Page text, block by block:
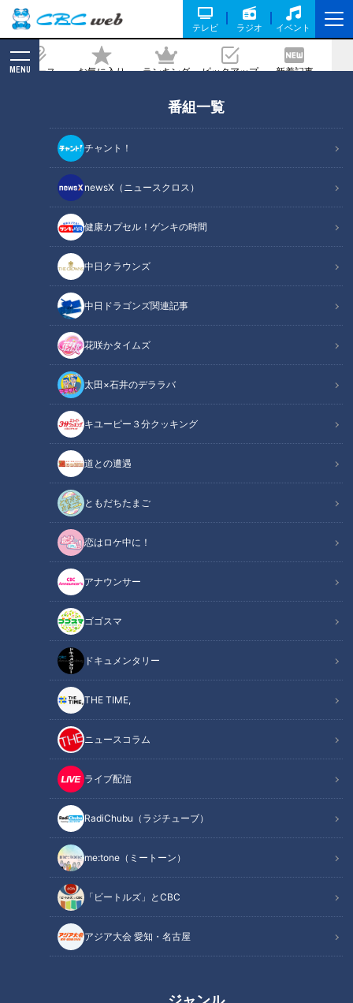
テレビ ラジオ イベント
ニュース お気に入り ランキング ピックアップ 新着記事
MENU
番組一覧
チャント！
newsX（ニュースクロス）
健康カプセル！ゲンキの時間
中日クラウンズ
中日ドラゴンズ関連記事
花咲かタイムズ
太田×石井のデララバ
キユーピー３分クッキング
道との遭遇
ともだちたまご
恋はロケ中に！
アナウンサー
ゴゴスマ
ドキュメンタリー
THE TIME,
ニュースコラム
ライブ配信
RadiChubu（ラジチューブ）
me:tone（ミートーン）
「ビートルズ」とCBC
アジア大会 愛知・名古屋
っちり平打ち麺の「登別閻魔やきそば」
を紹介！ボイメン吉原雅斗が北海道・登
別市で発掘。
記事に戻る
CBCテレビ『ゴゴスマ』
この記事の画像（全6枚）
記事に戻る
この記事を見たあなたへのおすすめ
癒し系アナが三重県鳥羽市で“白
い”『あんかけ焼きそば』を調
査！ 豚骨スープのあんが麺に
ーゼ」の店名に顔を赤らめる？